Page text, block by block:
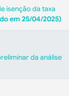
isenção da taxa
em 25/04/2025)
da análise